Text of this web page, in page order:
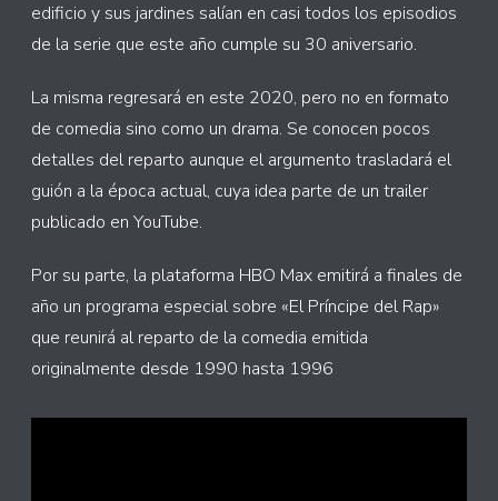
edificio y sus jardines salían en casi todos los episodios
de la serie que este año cumple su 30 aniversario.
La misma regresará en este 2020, pero no en formato
de comedia sino como un drama. Se conocen pocos
detalles del reparto aunque el argumento trasladará el
guión a la época actual, cuya idea parte de un trailer
publicado en YouTube.
Por su parte, la plataforma HBO Max emitirá a finales de
año un programa especial sobre «El Príncipe del Rap»
que reunirá al reparto de la comedia emitida
originalmente desde 1990 hasta 1996